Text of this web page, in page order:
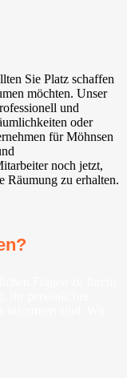
Sie Platz schaffen
möchten. Unser
und
oder
für Möhnsen
noch jetzt,
Räumung zu erhalten.